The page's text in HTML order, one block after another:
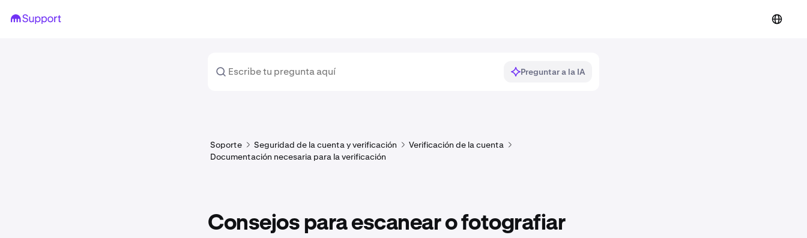
Preguntar a la IA
Soporte Seguridad de la cuenta y verificación
Verificación de la cuenta
Documentación necesaria para la verificación
Consejos para escanear o fotografiar